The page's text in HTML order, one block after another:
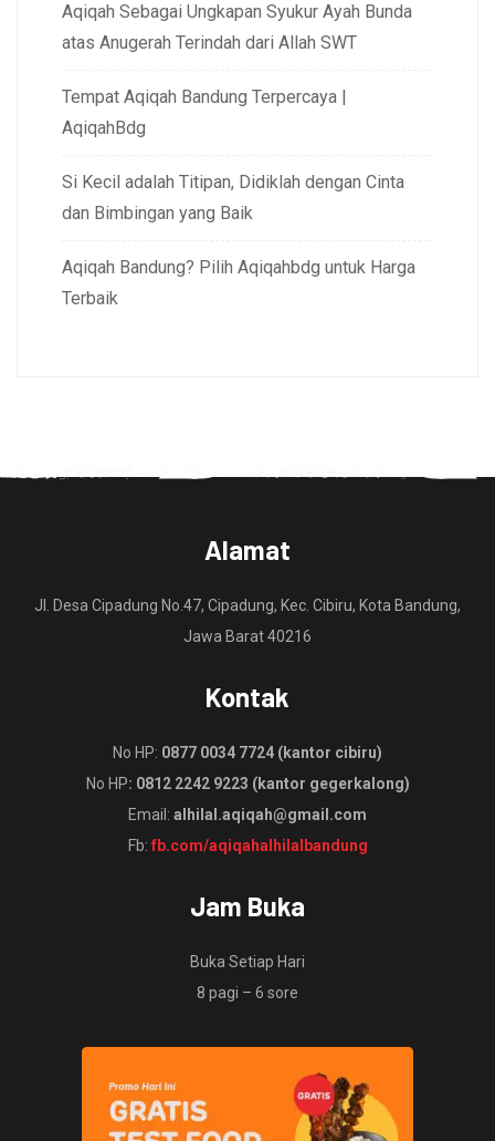
Aqiqah Sebagai Ungkapan Syukur Ayah Bunda
atas Anugerah Terindah dari Allah SWT
Tempat Aqiqah Bandung Terpercaya |
AqiqahBdg
Si Kecil adalah Titipan, Didiklah dengan Cinta
dan Bimbingan yang Baik
Aqiqah Bandung? Pilih Aqiqahbdg untuk Harga
Terbaik
Alamat
Jl. Desa Cipadung No.47, Cipadung, Kec. Cibiru, Kota Bandung,
Jawa Barat 40216
Kontak
No HP: 0877 0034 7724 (kantor cibiru)
No HP: 0812 2242 9223 (kantor gegerkalong)
Email: alhilal.aqiqah@gmail.com
Fb: fb.com/aqiqahalhilalbandung
Jam Buka
Buka Setiap Hari
8 pagi – 6 sore